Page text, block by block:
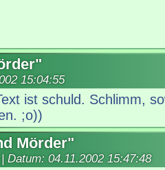
15:04:55
ist schuld. Schlimm,
;o))
Mörder"
Datum: 04.11.2002 15:47:48